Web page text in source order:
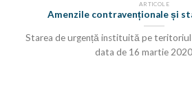
ARTICOLE
Amenzile contravenționale și
Starea de urgență instituită pe teritoriul
data de 16 martie 2020